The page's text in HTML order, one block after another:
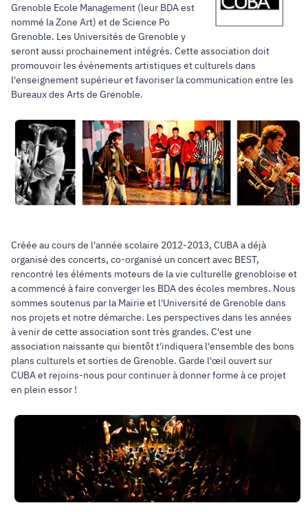
Grenoble Ecole Management (leur BDA est
nommé la Zone Art) et de Science Po
Grenoble. Les Universités de Grenoble y
seront aussi prochainement intégrés. Cette association doit
promouvoir les évènements artistiques et culturels dans
l'enseignement supérieur et favoriser la communication entre les
Bureaux des Arts de Grenoble.
Créée au cours de l'année scolaire 2012-2013, CUBA a déjà
organisé des concerts, co-organisé un concert avec BEST,
rencontré les éléments moteurs de la vie culturelle grenobloise et
a commencé à faire converger les BDA des écoles membres. Nous
sommes soutenus par la Mairie et l'Université de Grenoble dans
nos projets et notre démarche. Les perspectives dans les années
à venir de cette association sont très grandes. C'est une
association naissante qui bientôt t'indiquera l'ensemble des bons
plans culturels et sorties de Grenoble. Garde l'œil ouvert sur
CUBA et rejoins-nous pour continuer à donner forme à ce projet
en plein essor !